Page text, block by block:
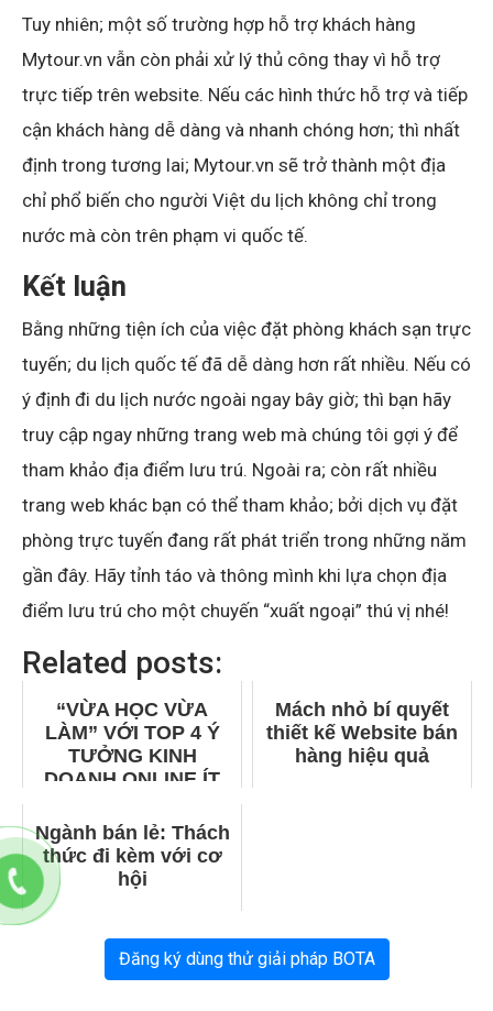
Tuy nhiên; một số trường hợp hỗ trợ khách hàng
Mytour.vn vẫn còn phải xử lý thủ công thay vì hỗ trợ
trực tiếp trên website. Nếu các hình thức hỗ trợ và tiếp
cận khách hàng dễ dàng và nhanh chóng hơn; thì nhất
định trong tương lai; Mytour.vn sẽ trở thành một địa
chỉ phổ biến cho người Việt du lịch không chỉ trong
nước mà còn trên phạm vi quốc tế.
Kết luận
Bằng những tiện ích của việc đặt phòng khách sạn trực
tuyến; du lịch quốc tế đã dễ dàng hơn rất nhiều. Nếu có
ý định đi du lịch nước ngoài ngay bây giờ; thì bạn hãy
truy cập ngay những trang web mà chúng tôi gợi ý để
tham khảo địa điểm lưu trú. Ngoài ra; còn rất nhiều
trang web khác bạn có thể tham khảo; bởi dịch vụ đặt
phòng trực tuyến đang rất phát triển trong những năm
gần đây. Hãy tỉnh táo và thông mình khi lựa chọn địa
điểm lưu trú cho một chuyến “xuất ngoại” thú vị nhé!
Related posts:
“VỪA HỌC VỪA
LÀM” VỚI TOP 4 Ý
TƯỞNG KINH
DOANH ONLINE ÍT
Mách nhỏ bí quyết
thiết kế Website bán
hàng hiệu quả
Ngành bán lẻ: Thách
thức đi kèm với cơ
hội
Đăng ký dùng thử giải pháp BOTA